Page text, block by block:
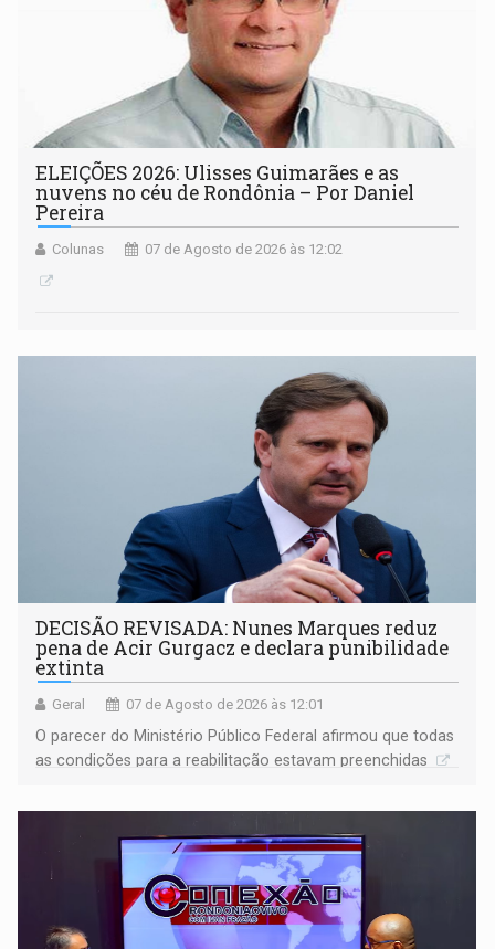
ELEIÇÕES 2026: Ulisses Guimarães e as
nuvens no céu de Rondônia – Por Daniel
Pereira
Colunas 07 de Agosto de 2026 às 12:02
DECISÃO REVISADA: Nunes Marques reduz
pena de Acir Gurgacz e declara punibilidade
extinta
Geral 07 de Agosto de 2026 às 12:01
O parecer do Ministério Público Federal afirmou que todas
as condições para a reabilitação estavam preenchidas